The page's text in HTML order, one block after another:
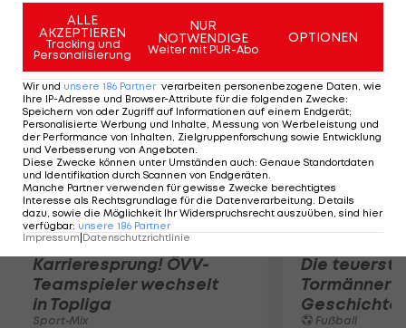
Mehr zum Thema
Karrieresprung! ÖVV-
Teamspieler wechselt
in Topliga
Sport-Mix
Die
Tormänner
Geschichte
Fußball
ALLE
AKZEPTIEREN
Tracking und
Personalisierung
NUR
NOTWENDIGE
Weiter mit PUR-Abo
OPTIONEN
Wir und unsere 186 Partner verarbeiten personenbezogene Daten, wie
Ihre IP-Adresse und Browser-Attribute für die folgenden Zwecke:
Speichern von oder Zugriff auf Informationen auf einem Endgerät;
Personalisierte Werbung und Inhalte, Messung von Werbeleistung und
der Performance von Inhalten, Zielgruppenforschung sowie Entwicklung
und Verbesserung von Angeboten
Diese Zwecke können unter Umständen auch: Genaue Standortdaten
und Identifikation durch Scannen von Endgeräten
Manche Partner verwenden für gewisse Zwecke berechtigtes
Interesse als Rechtsgrundlage für die Datenverarbeitung. Details
dazu, sowie die Möglichkeit Ihr Widerspruchsrecht auszuüben, sind hier
verfügbar: unsere 186 Partner
Impressum|Datenschutzrichtlinie